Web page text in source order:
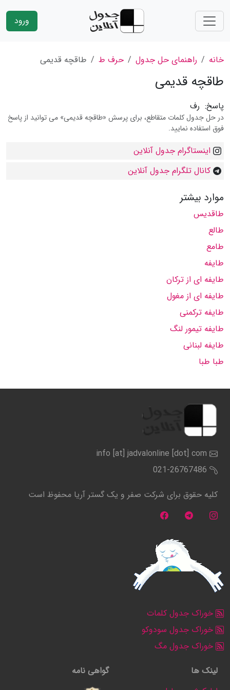
ورود
خانه راهنمای حل جدول حرف ط طاقچه قدیمی
طاقچه قدیمی
پاسخ: رف
در حل جدول کلمات متقاطع، برای پرسش «طاقچه قدیمی» می توانید از پاسخ
فوق استفاده نمایید.
اینستاگرام جدول آنلاین
کانال تلگرام جدول آنلاین
موارد بیشتر
طاقدیس
طالع
طامع
طایفه
طایفه ای از ترکان
طایفه ای از مغول
طایفه ترکمنی
طایفه تیمور لنگ
طایفه لبنانی
طبا طبا
info [at] jadvalonline [dot] com
021-26767486
کلیه حقوق برای شرکت صفر و یک گستر آریا محفوظ است
خوراک جدول کلمات
خوراک جدول سودوکو
خوراک جدول مگ
لینک ها
گواهی نامه